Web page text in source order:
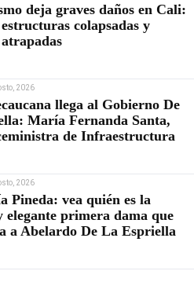
deja graves daños en Cali:
colapsadas y
2026
llega al Gobierno De
María Fernanda Santa,
de Infraestructura
2026
Pineda: vea quién es la
elegante primera dama que
a Abelardo De La Espriella